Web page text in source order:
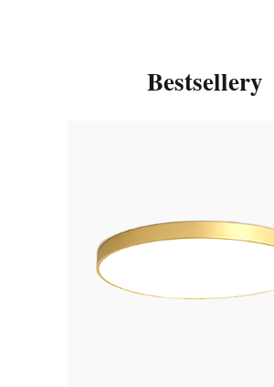
Bestsellery